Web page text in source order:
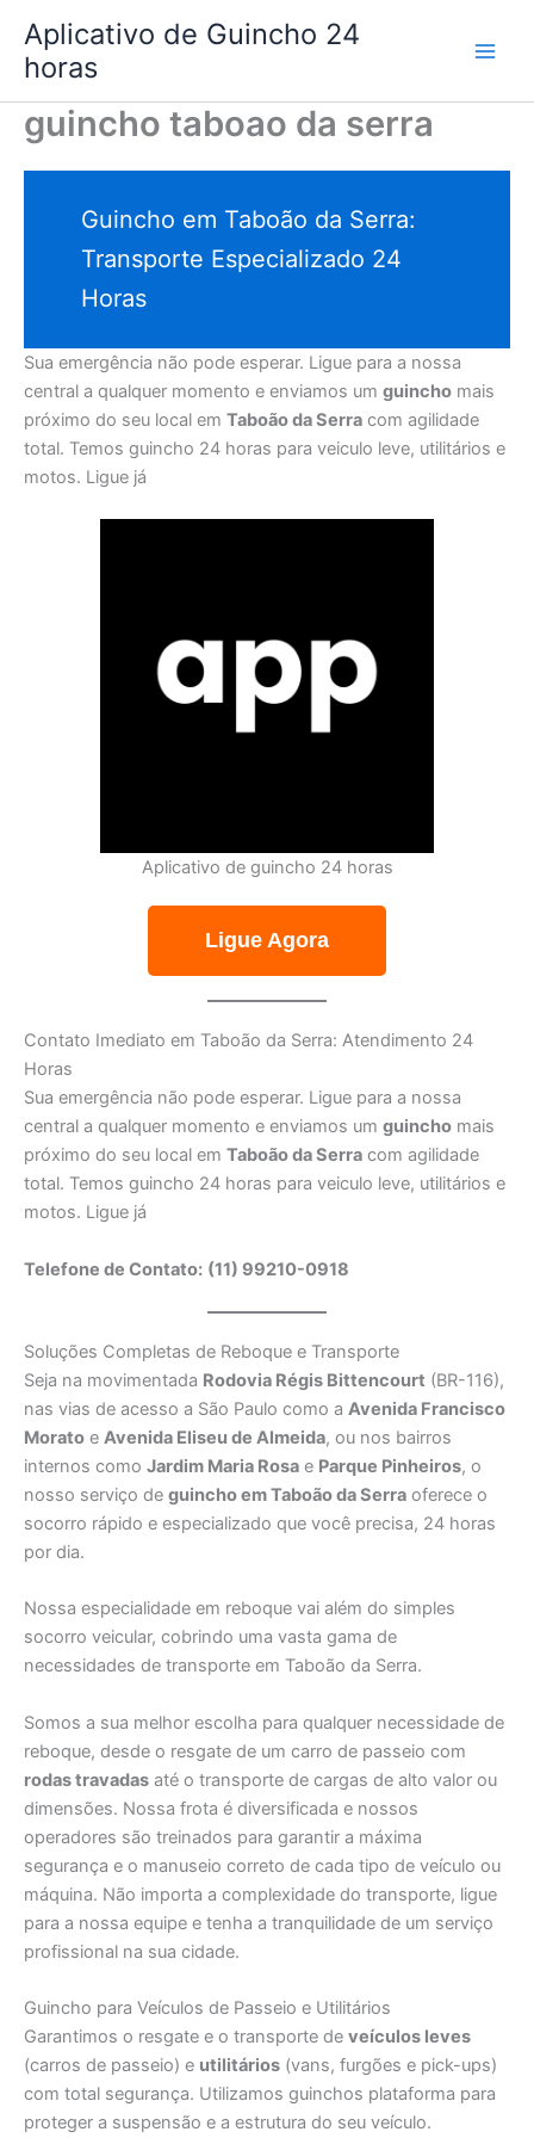
para
conteúdo
Aplicativo de Guincho 24
horas
guincho taboao da serra
Guincho em Taboão da Serra:
Transporte Especializado 24
Horas
Sua emergência não pode esperar. Ligue para a nossa
central a qualquer momento e enviamos um guincho mais
próximo do seu local em Taboão da Serra com agilidade
total. Temos guincho 24 horas para veiculo leve, utilitários e
motos. Ligue já
Aplicativo de guincho 24 horas
Ligue Agora
Contato Imediato em Taboão da Serra: Atendimento 24
Horas
Sua emergência não pode esperar. Ligue para a nossa
central a qualquer momento e enviamos um guincho mais
próximo do seu local em Taboão da Serra com agilidade
total. Temos guincho 24 horas para veiculo leve, utilitários e
motos. Ligue já
Telefone de Contato: (11) 99210-0918
Soluções Completas de Reboque e Transporte
Seja na movimentada Rodovia Régis Bittencourt (BR-116),
nas vias de acesso a São Paulo como a Avenida Francisco
Morato e Avenida Eliseu de Almeida, ou nos bairros
internos como Jardim Maria Rosa e Parque Pinheiros, o
nosso serviço de guincho em Taboão da Serra oferece o
socorro rápido e especializado que você precisa, 24 horas
por dia.
Nossa especialidade em reboque vai além do simples
socorro veicular, cobrindo uma vasta gama de
necessidades de transporte em Taboão da Serra.
Somos a sua melhor escolha para qualquer necessidade de
reboque, desde o resgate de um carro de passeio com
rodas travadas até o transporte de cargas de alto valor ou
dimensões. Nossa frota é diversificada e nossos
operadores são treinados para garantir a máxima
segurança e o manuseio correto de cada tipo de veículo ou
máquina. Não importa a complexidade do transporte, ligue
para a nossa equipe e tenha a tranquilidade de um serviço
profissional na sua cidade.
Guincho para Veículos de Passeio e Utilitários
Garantimos o resgate e o transporte de veículos leves
(carros de passeio) e utilitários (vans, furgões e pick-ups)
com total segurança. Utilizamos guinchos plataforma para
proteger a suspensão e a estrutura do seu veículo.